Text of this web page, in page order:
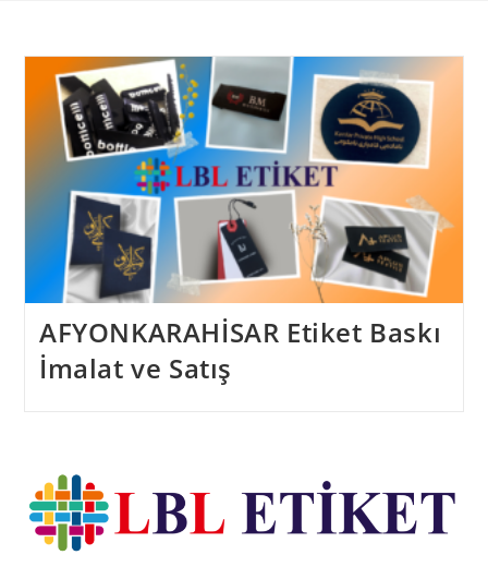
AFYONKARAHİSAR Etiket Baskı
İmalat ve Satış